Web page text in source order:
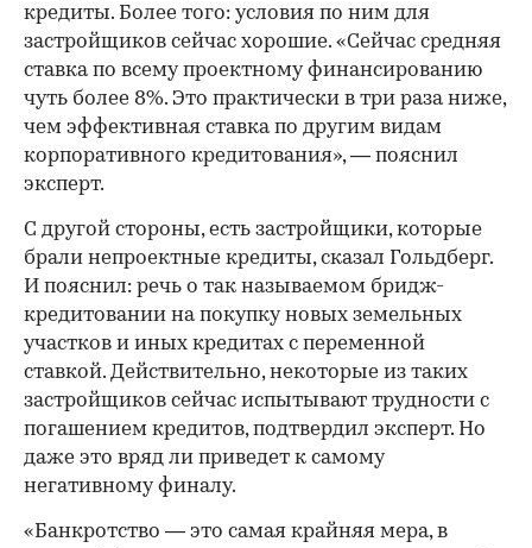
00:00 / 00:00
кредиты. Более того: условия по ним для
застройщиков сейчас хорошие. «Сейчас средняя
ставка по всему проектному финансированию
чуть более 8%. Это практически в три раза ниже,
чем эффективная ставка по другим видам
корпоративного кредитования», — пояснил
эксперт.
С другой стороны, есть застройщики, которые
брали непроектные кредиты, сказал Гольдберг.
И пояснил: речь о так называемом бридж-
кредитовании на покупку новых земельных
участков и иных кредитах с переменной
ставкой. Действительно, некоторые из таких
застройщиков сейчас испытывают трудности с
погашением кредитов, подтвердил эксперт. Но
даже это вряд ли приведет к самому
негативному финалу.
«Банкротство — это самая крайняя мера, в